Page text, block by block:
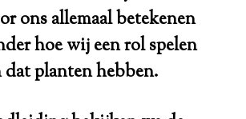
ons allemaal betekenen
hoe wij een rol spelen
planten hebben.